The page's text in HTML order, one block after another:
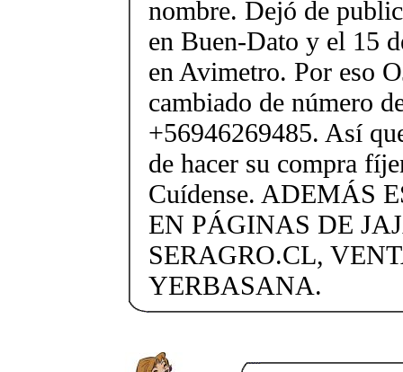
nombre. Dejó de
en Buen-Dato y el 15
en Avimetro. Por eso
cambiado de número
+56946269485. Así
de hacer su compra
Cuídense. ADEMÁS
EN PÁGINAS DE
SERAGRO.CL,
YERBASANA.